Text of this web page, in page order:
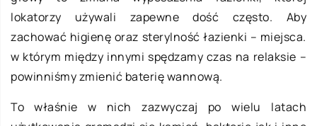
lokatorzy używali zapewne dość często. Aby
zachować higienę oraz sterylność łazienki – miejsca.
w którym między innymi spędzamy czas na relaksie –
powinniśmy zmienić baterię wannową.
To właśnie w nich zazwyczaj po wielu latach